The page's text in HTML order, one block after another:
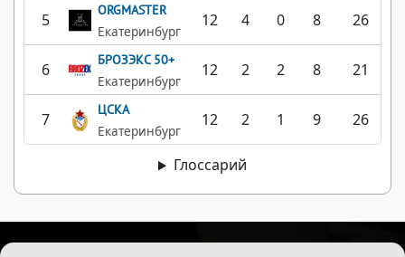
5
ORGMASTER
Екатеринбург
12 4 0 8 26
6
БРОЗЭКС 50+
Екатеринбург
12 2 2 8 21
7
ЦСКА
Екатеринбург
12 2 1 9 26
Глоссарий